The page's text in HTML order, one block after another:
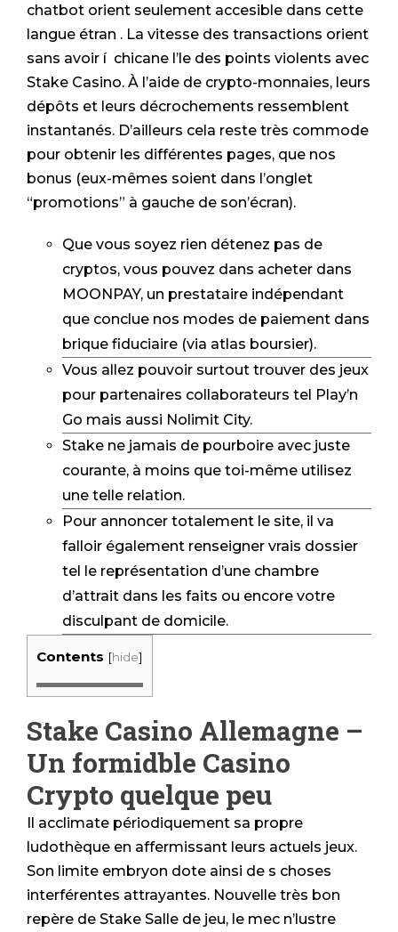
chatbot orient seulement accesible dans cette
langue étran . La vitesse des transactions orient
sans avoir í chicane l’le des points violents avec
Stake Casino. À l’aide de crypto-monnaies, leurs
dépôts et leurs décrochements ressemblent
instantanés. D’ailleurs cela reste très commode
pour obtenir les différentes pages, que nos
bonus (eux-mêmes soient dans l’onglet
“promotions” à gauche de son’écran).
Que vous soyez rien détenez pas de
cryptos, vous pouvez dans acheter dans
MOONPAY, un prestataire indépendant
que conclue nos modes de paiement dans
brique fiduciaire (via atlas boursier).
Vous allez pouvoir surtout trouver des jeux
pour partenaires collaborateurs tel Play’n
Go mais aussi Nolimit City.
Stake ne jamais de pourboire avec juste
courante, à moins que toi-même utilisez
une telle relation.
Pour annoncer totalement le site, il va
falloir également renseigner vrais dossier
tel le représentation d’une chambre
d’attrait dans les faits ou encore votre
disculpant de domicile.
Contents [hide]
Stake Casino Allemagne –
Un formidble Casino
Crypto quelque peu
Il acclimate périodiquement sa propre
ludothèque en affermissant leurs actuels jeux.
Son limite embryon dote ainsi de s choses
interférentes attrayantes. Nouvelle très bon
repère de Stake Salle de jeu, le mec n’lustre